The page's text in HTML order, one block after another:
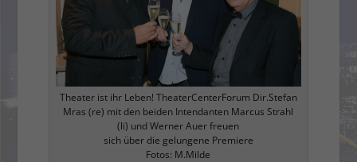
Theater ist ihr Leben! TheaterCenterForum Dir.Stefan
Mras (re) mit den beiden Intendanten Marcus Strahl
(li) und Werner Auer freuen
sich über die gelungene Premiere
Fotos: M.Milde